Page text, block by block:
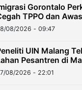
Gorontalo
TPPO dan
08/2026 - 09:47
UIN Malang
Pesantren di
08/2026 - 22:01